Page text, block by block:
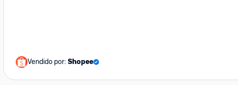
Vendido por: Shopee